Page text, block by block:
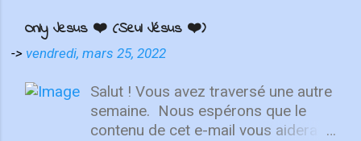
Only Jesus ❤️ (Seul Jésus ❤️)
-> vendredi, mars 25, 2022
Salut ! Vous avez traversé une autre
semaine. ⁣ Nous espérons que le
contenu de cet e-mail vous aidera à